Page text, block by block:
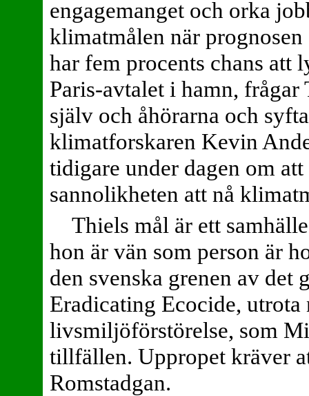
engagemanget och orka
klimatmålen när prognosen
har fem procents chans att
Paris-avtalet i hamn, frågar
själv och åhörarna och
klimatforskaren Kevin
tidigare under dagen om att
sannolikheten att nå
Thiels mål är ett
hon är vän som person är
den svenska grenen av det
Eradicating Ecocide,
livsmiljöförstörelse, som
tillfällen. Uppropet kräver
Romstadgan.